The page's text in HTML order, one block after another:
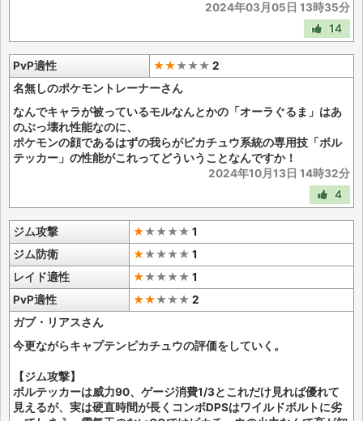
2024年03月05日 13時35分
14
PvP適性 ★★★★★ 2
名無しのポケモントレーナーさん
なんでキャラが被っているモルなんとかの「オーラぐるま」はあ
のぶっ壊れ性能なのに、
ポケモンの顔であるはずの我らがピカチュウ系統の専用技「ボル
テッカー」の性能がこれってどういうことなんですか！
2024年10月13日 14時32分
4
ジム攻撃 ★★★★★ 1
ジム防衛
★★★★★ 1
レイド適性
★★★★★ 1
PvP適性
★★★★★ 2
ガブ・リアスさん
今更ながらキャプテンピカチュウの評価をしていく。
【ジム攻撃】
ボルテッカーは威力90、ゲージ消費1/3とこれだけ見れば優れて
見えるが、実は硬直時間が長くコンボDPSはワイルドボルトに劣